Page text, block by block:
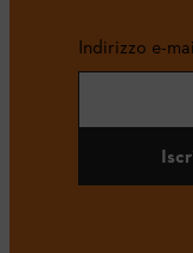
Indirizzo e-